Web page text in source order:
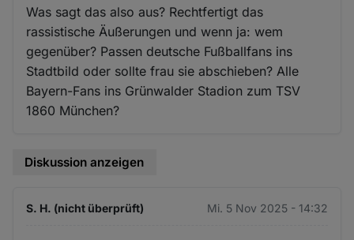
Was sagt das also aus? Rechtfertigt das
rassistische Äußerungen und wenn ja: wem
gegenüber? Passen deutsche Fußballfans ins
Stadtbild oder sollte frau sie abschieben? Alle
Bayern-Fans ins Grünwalder Stadion zum TSV
1860 München?
Diskussion anzeigen
S. H. (nicht überprüft) Mi. 5 Nov 2025 - 14:32